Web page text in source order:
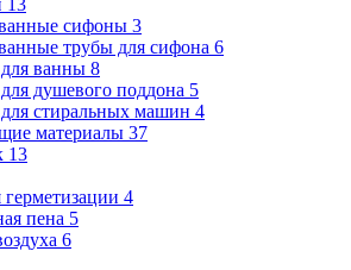
сифоны 3
трубы для сифона 6
ванны 8
душевого поддона 5
стиральных машин 4
материалы 37
13
4
пена 5
6